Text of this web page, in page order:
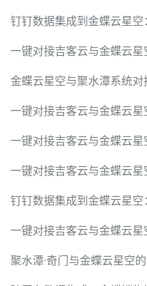
钉钉数据集成到金蝶云星
一键对接吉客云与金蝶云
金蝶云星空与聚水潭系统对
一键对接吉客云与金蝶云
一键对接吉客云与金蝶云
一键对接吉客云与金蝶云
钉钉数据集成到金蝶云星
一键对接吉客云与金蝶云
聚水潭·奇门与金蝶云星空